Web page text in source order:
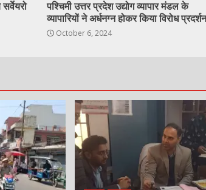
पश्चिमी उत्तर प्रदेश उद्योग व्यापार मंडल के
व्यापारियों ने अर्धनग्न होकर किया विरोध प्रदर्शन
October 6, 2024